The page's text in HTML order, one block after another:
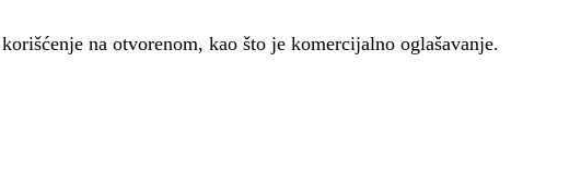
na otvorenom, kao što je komercijalno oglašavanje.